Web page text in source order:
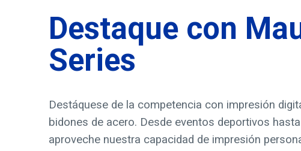
Destaque con
Series
Destáquese de la competencia con impresión
bidones de acero. Desde eventos deportivos
aproveche nuestra capacidad de impresión